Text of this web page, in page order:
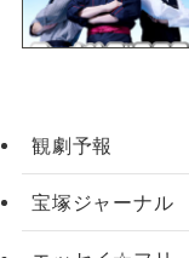
観劇予報
宝塚ジャーナル